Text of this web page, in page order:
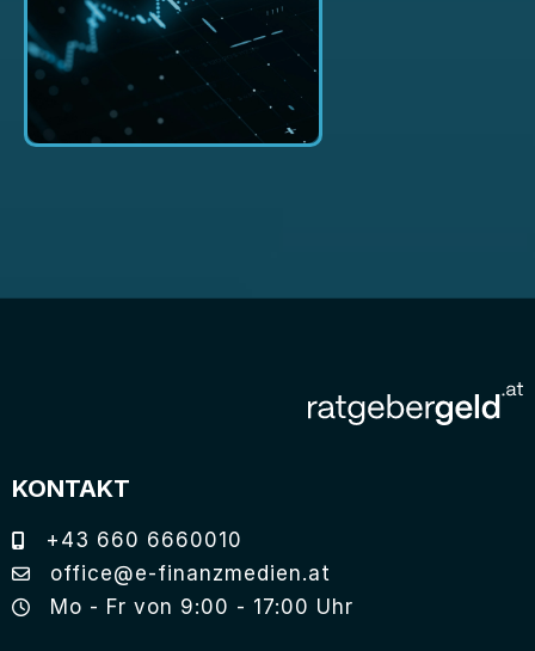
KONTAKT
+43 660 6660010
office@e-finanzmedien.at
Mo - Fr von 9:00 - 17:00 Uhr